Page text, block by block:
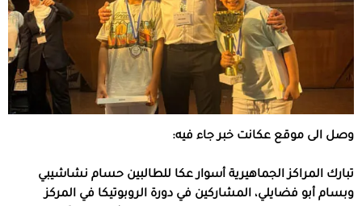
وصل الى موقع عكانت خبر جاء فيه:
تبارك المراكز الجماهيرية أسوار عكا للطالبين حسام نشاشيبي
وبسام أبو فضايلي، المشاركين في دورة الروبوتيكا في المركز